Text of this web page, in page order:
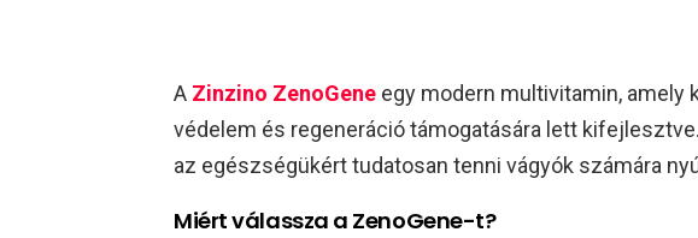
A Zinzino ZenoGene egy modern multivitamin,
védelem és regeneráció támogatására lett
az egészségükért tudatosan tenni vágyók számára
Miért válassza a ZenoGene-t?